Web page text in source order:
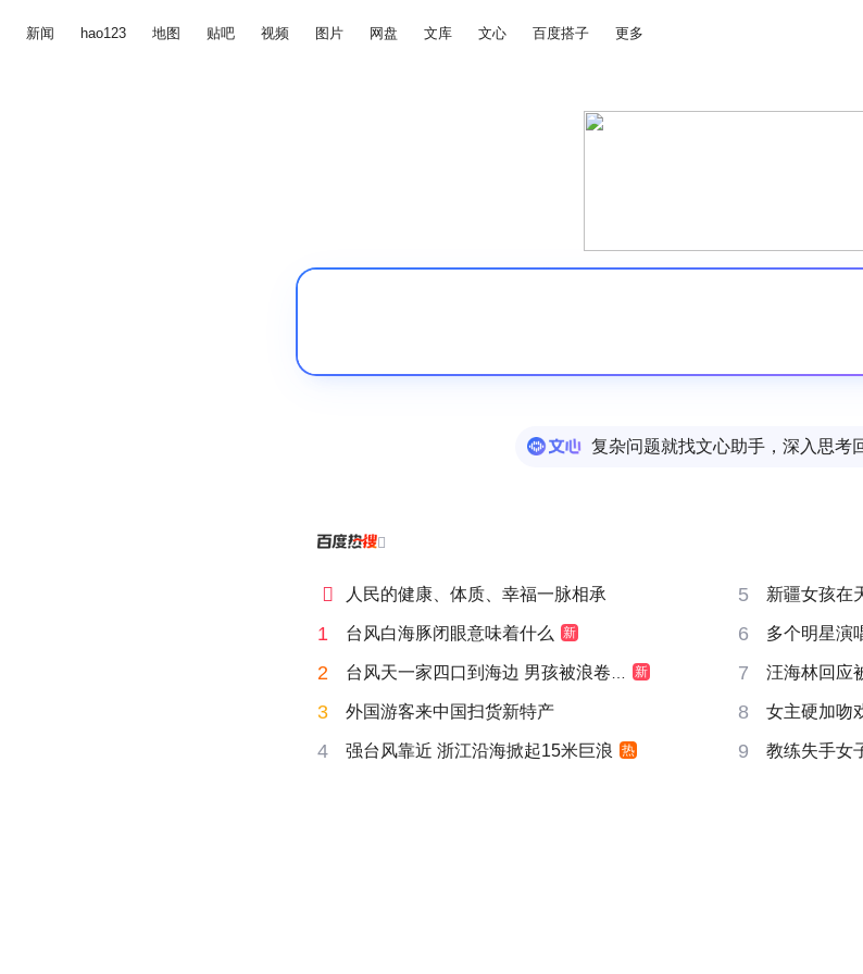
新闻 hao123 地图 贴吧 视频 图片 网盘 文库 文心 百度搭子 更多
复杂问题就找文心助手，深入思考

 人民的健康、体质、幸福一脉相承 5 新疆女孩在
1 台风白海豚闭眼意味着什么 新 6 多个明星演
2 台风天一家四口到海边 男孩被浪卷走 新 7 汪海林回应
3 外国游客来中国扫货新特产 8 女主硬加吻
4 强台风靠近 浙江沿海掀起15米巨浪 热 9 教练失手女